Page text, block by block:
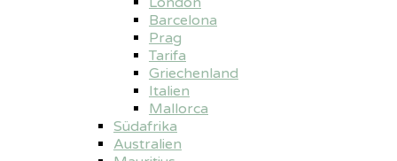
Barcelona
Prag
Tarifa
Griechenland
Italien
Mallorca
Südafrika
Australien